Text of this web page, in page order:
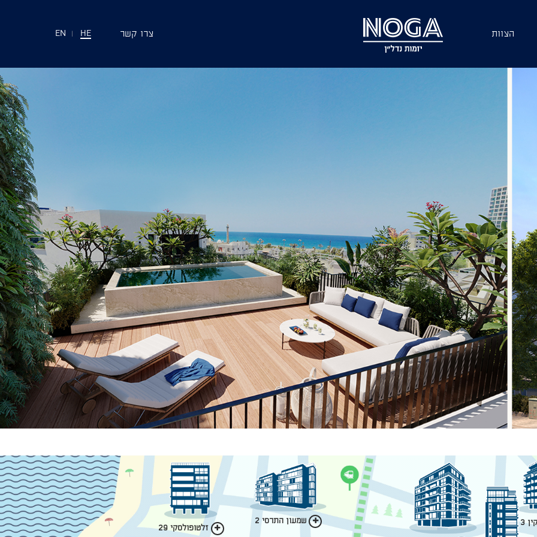
הצוות צרו קשר EN | HE
3
זלטופולסקי 29
שמעון התרסי 2